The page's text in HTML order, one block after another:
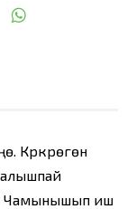
Күркүрөгөн
Чамынышып иш